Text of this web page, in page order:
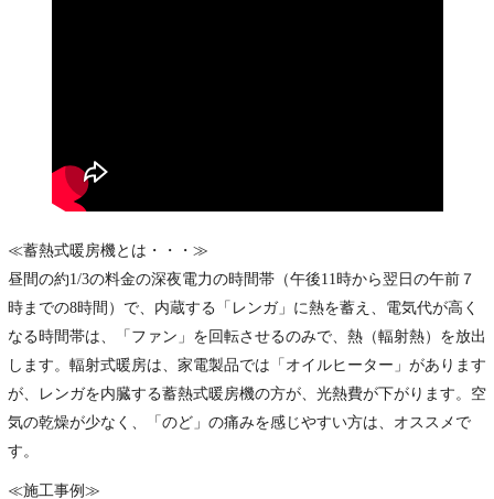
≪蓄熱式暖房機とは・・・≫
昼間の約1/3の料金の深夜電力の時間帯（午後11時から翌日の午前７
時までの8時間）で、内蔵する「レンガ」に熱を蓄え、電気代が高く
なる時間帯は、「ファン」を回転させるのみで、熱（輻射熱）を放出
します。輻射式暖房は、家電製品では「オイルヒーター」があります
が、レンガを内臓する蓄熱式暖房機の方が、光熱費が下がります。空
気の乾燥が少なく、「のど」の痛みを感じやすい方は、オススメで
す。
≪施工事例≫